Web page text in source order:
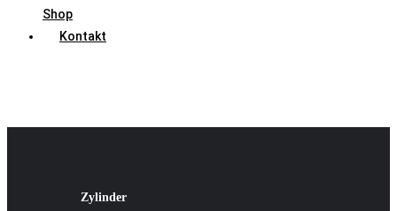
Shop
Kontakt
Zylinder